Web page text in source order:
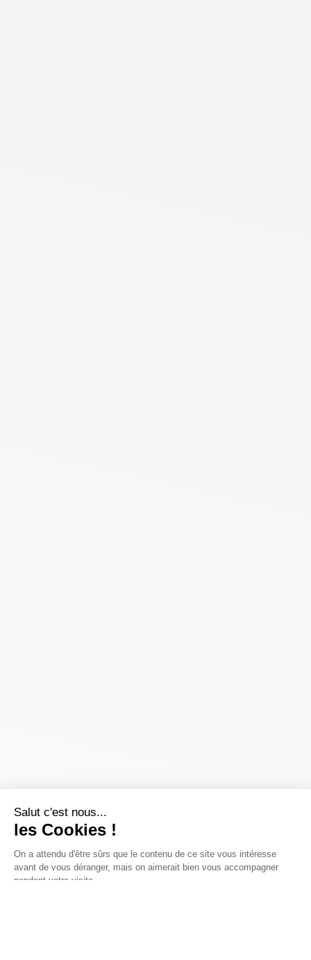
Salut c'est nous...
les Cookies !
On a attendu d'être sûrs que le contenu de ce site vous intéresse
avant de vous déranger, mais on aimerait bien vous accompagner
pendant votre visite...